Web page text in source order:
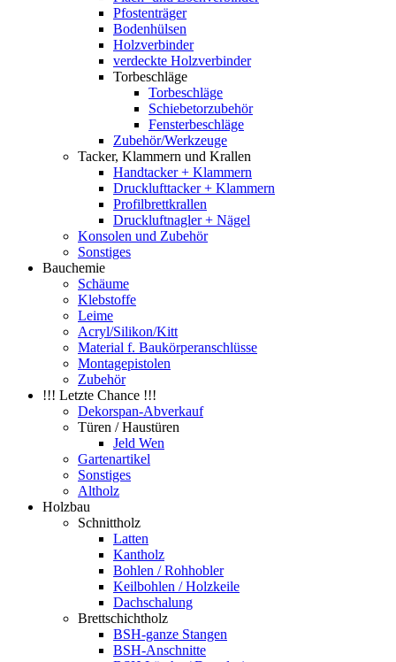
Pfostenträger
Bodenhülsen
Holzverbinder
verdeckte Holzverbinder
Torbeschläge
Torbeschläge
Schiebetorzubehör
Fensterbeschläge
Zubehör/Werkzeuge
Tacker, Klammern und Krallen
Handtacker + Klammern
Drucklufttacker + Klammern
Profilbrettkrallen
Druckluftnagler + Nägel
Konsolen und Zubehör
Sonstiges
Bauchemie
Schäume
Klebstoffe
Leime
Acryl/Silikon/Kitt
Material f. Baukörperanschlüsse
Montagepistolen
Zubehör
!!! Letzte Chance !!!
Dekorspan-Abverkauf
Türen / Haustüren
Jeld Wen
Gartenartikel
Sonstiges
Altholz
Holzbau
Schnittholz
Latten
Kantholz
Bohlen / Rohhobler
Keilbohlen / Holzkeile
Dachschalung
Brettschichtholz
BSH-ganze Stangen
BSH-Anschnitte